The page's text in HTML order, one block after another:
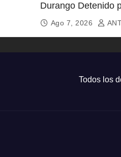
Durango Detenido
Soborno
Ago 7, 2026
Todos los